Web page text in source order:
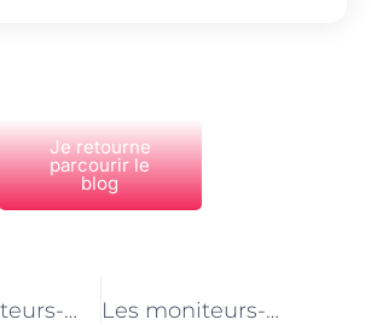
Je retourne
parcourir le
blog
Les moniteurs-monitrices de pêche à Paris : vecteurs de transmission des savoirs traditionnels Les moniteurs-monitrices de pêche à Paris : des professionnels de l’enseignement des techniques de pêche